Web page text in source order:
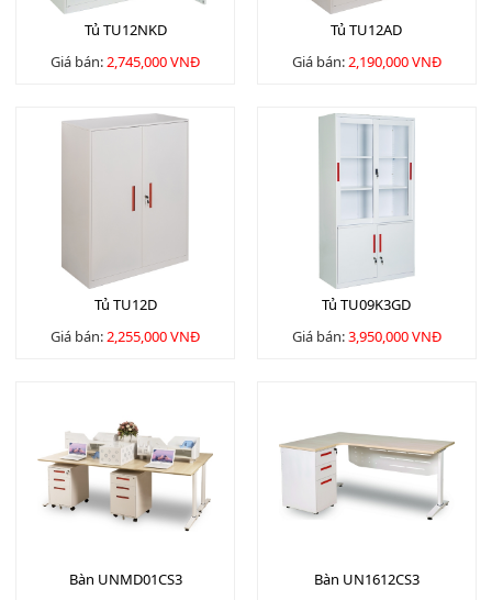
Tủ TU12NKD
Giá bán:2,745,000 VNĐ
Tủ TU12AD
Giá bán:2,190,000 VNĐ
Tủ TU12D
Giá bán:2,255,000 VNĐ
Tủ TU09K3GD
Giá bán:3,950,000 VNĐ
Bàn UNMD01CS3
Bàn UN1612CS3